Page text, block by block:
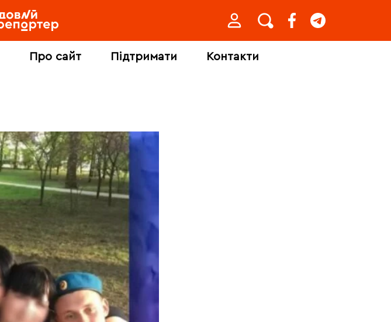
Про сайт Підтримати Контакти